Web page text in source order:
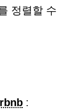
정렬할 수
: